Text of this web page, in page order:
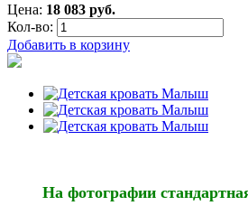
Цена: 18 083 руб.
Кол-во:
Добавить в корзину
На фотографии